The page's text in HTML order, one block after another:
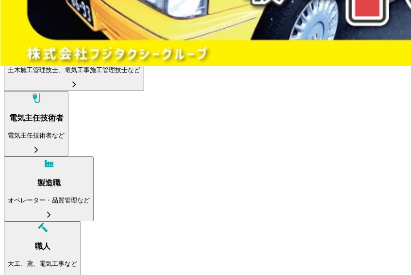
施工管理技士
土木施工管理技士、電気工事施工管理技士など
電気主任技術者
電気主任技術者など
製造職
オペレーター・品質管理など
職人
大工、鳶、電気工事など